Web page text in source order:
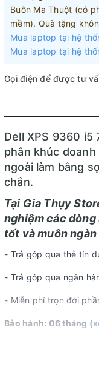
Buôn Ma Thuột (có
mềm). Quà tặng
Mua laptop tại hệ
Mua laptop tại hệ
Gọi điện để được tư
Dell XPS 9360
phân khúc
ngoài làm bằng
chắn.
Tại Gia Thụy
nghiệm các dòng
tốt và muôn
- Trả góp qua thẻ tín
- Trả góp qua ngân
- Miễn phí trọn đời
Bảo hành: 06 tháng (
CS BMT: 24/5 Giải